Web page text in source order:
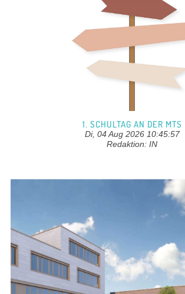
1. SCHULTAG AN DER MTS
Di, 04 Aug 2026 10:45:57
Redaktion: IN